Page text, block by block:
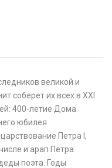
великой и
соберет их всех в XXI
400-летие Дома
юбилея
Петра I,
и арап Петра
поэта. Годы